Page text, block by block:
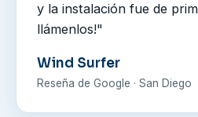
y la instalación fue de
llámenlos!"
Wind Surfer
Reseña de Google · San Diego